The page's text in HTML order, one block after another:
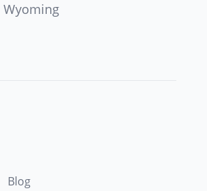
Wyoming
Blog